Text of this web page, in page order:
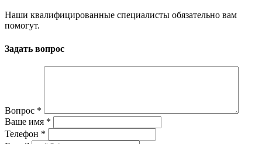
Наши квалифицированные специалисты обязательно вам
помогут.
Задать вопрос
Вопрос *
Ваше имя *
Телефон *